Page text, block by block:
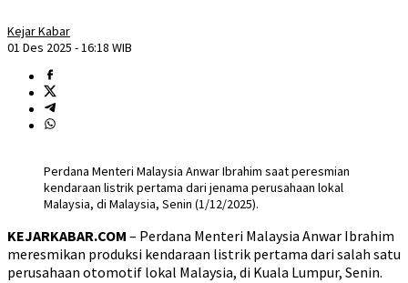
Kejar Kabar
01 Des 2025 - 16:18 WIB
Perdana Menteri Malaysia Anwar Ibrahim saat peresmian
kendaraan listrik pertama dari jenama perusahaan lokal
Malaysia, di Malaysia, Senin (1/12/2025).
KEJARKABAR.COM – Perdana Menteri Malaysia Anwar Ibrahim
meresmikan produksi kendaraan listrik pertama dari salah satu
perusahaan otomotif lokal Malaysia, di Kuala Lumpur, Senin.